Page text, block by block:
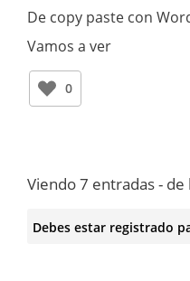
De copy paste con
Vamos a ver
0
Viendo 7 entradas -
Debes estar registrado